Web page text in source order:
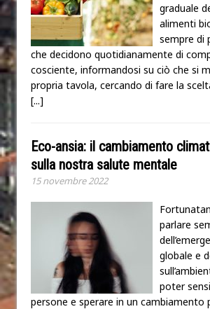
graduale
alimenti
sempre di
che decidono quotidianamente di
cosciente, informandosi su ciò che si
propria tavola, cercando di fare la
[...]
Eco-ansia: il cambiamento
sulla nostra salute mentale
15 novembre 2022
parlare
globale e
poter
persone e sperare in un cambiamento